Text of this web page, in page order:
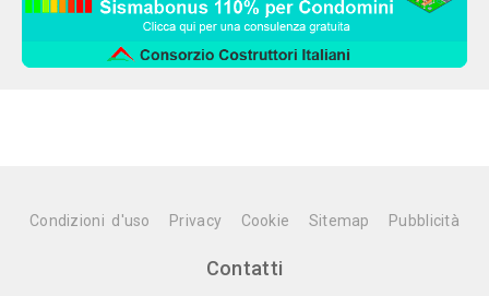
Condizioni d'uso Privacy Cookie Sitemap Pubblicità
Contatti